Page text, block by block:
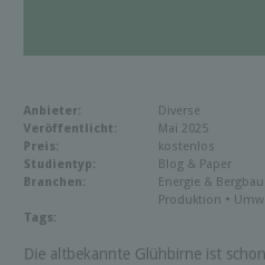
Anbieter:
Diverse
Veröffentlicht:
Mai 2025
Preis:
kostenlos
Studientyp:
Blog & Paper
Branchen:
Energie &
Produktion •
Tags:
Die altbekannte Glühbirne ist